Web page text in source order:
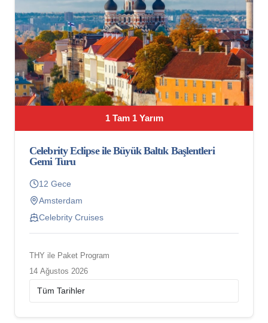
1 Tam 1 Yarım
Celebrity Eclipse ile Büyük Baltık Başlentleri
Gemi Turu
12 Gece
Amsterdam
Celebrity Cruises
THY ile Paket Program
14 Ağustos 2026